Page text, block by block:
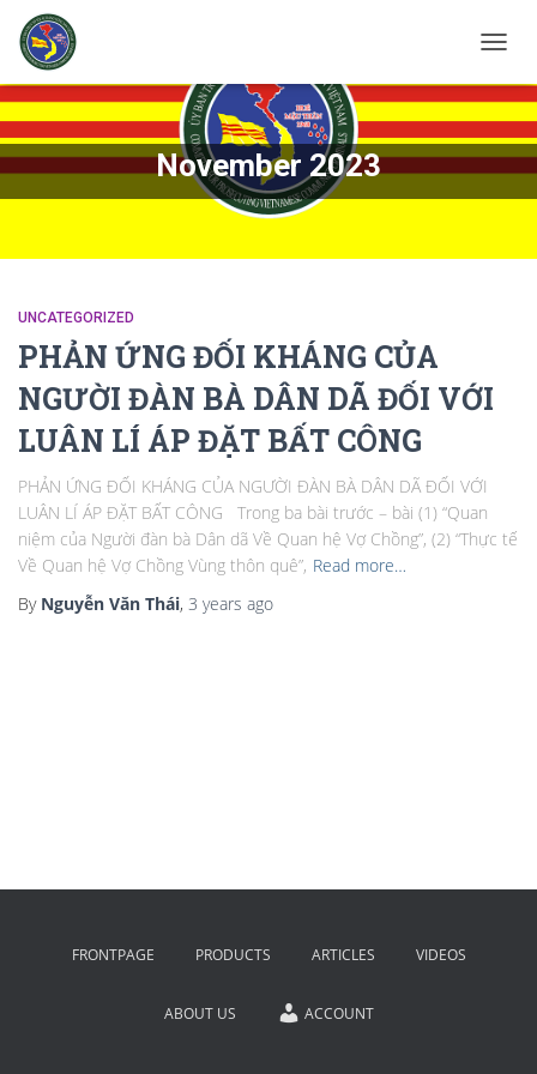
November 2023
UNCATEGORIZED
PHẢN ỨNG ĐỐI KHÁNG CỦA
NGƯỜI ĐÀN BÀ DÂN DÃ ĐỐI VỚI
LUÂN LÍ ÁP ĐẶT BẤT CÔNG
PHẢN ỨNG ĐỐI KHÁNG CỦA NGƯỜI ĐÀN BÀ DÂN DÃ ĐỐI VỚI
LUÂN LÍ ÁP ĐẶT BẤT CÔNG Trong ba bài trước – bài (1) “Quan
niệm của Người đàn bà Dân dã Về Quan hệ Vợ Chồng”, (2) “Thực tế
Về Quan hệ Vợ Chồng Vùng thôn quê”, Read more…
By Nguyễn Văn Thái, 3 years ago
FRONTPAGE PRODUCTS ARTICLES VIDEOS
ABOUT US ACCOUNT